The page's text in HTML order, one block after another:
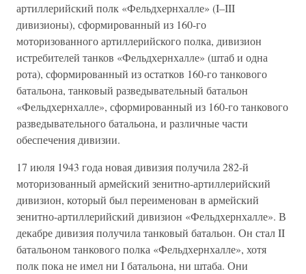
артиллерийский полк «Фельдхернхалле» (I–III
дивизионы), сформированный из 160-го
моторизованного артиллерийского полка, дивизион
истребителей танков «Фельдхернхалле» (штаб и одна
рота), сформированный из остатков 160-го танкового
батальона, танковый разведывательный батальон
«Фельдхернхалле», сформированный из 160-го танкового
разведывательного батальона, и различные части
обеспечения дивизии.
17 июля 1943 года новая дивизия получила 282-й
моторизованный армейский зенитно-артиллерийский
дивизион, который был переименован в армейский
зенитно-артиллерийский дивизион «Фельдхернхалле». В
декабре дивизия получила танковый батальон. Он стал II
батальоном танкового полка «Фельдхернхалле», хотя
полк пока не имел ни I батальона, ни штаба. Они